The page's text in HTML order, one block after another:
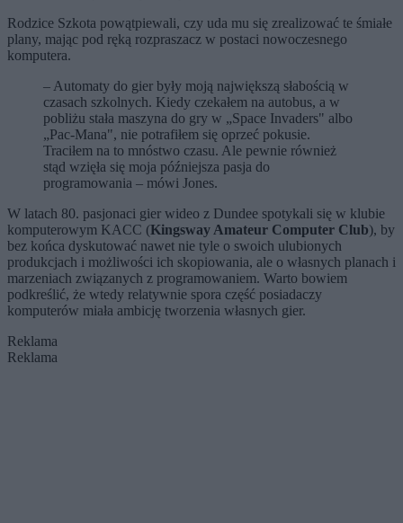
Rodzice Szkota powątpiewali, czy uda mu się zrealizować te śmiałe
plany, mając pod ręką rozpraszacz w postaci nowoczesnego
komputera.
– Automaty do gier były moją największą słabością w
czasach szkolnych. Kiedy czekałem na autobus, a w
pobliżu stała maszyna do gry w „Space Invaders" albo
„Pac-Mana", nie potrafiłem się oprzeć pokusie.
Traciłem na to mnóstwo czasu. Ale pewnie również
stąd wzięła się moja późniejsza pasja do
programowania – mówi Jones.
W latach 80. pasjonaci gier wideo z Dundee spotykali się w klubie
komputerowym KACC (Kingsway Amateur Computer Club), by
bez końca dyskutować nawet nie tyle o swoich ulubionych
produkcjach i możliwości ich skopiowania, ale o własnych planach i
marzeniach związanych z programowaniem. Warto bowiem
podkreślić, że wtedy relatywnie spora część posiadaczy
komputerów miała ambicję tworzenia własnych gier.
Reklama
Reklama